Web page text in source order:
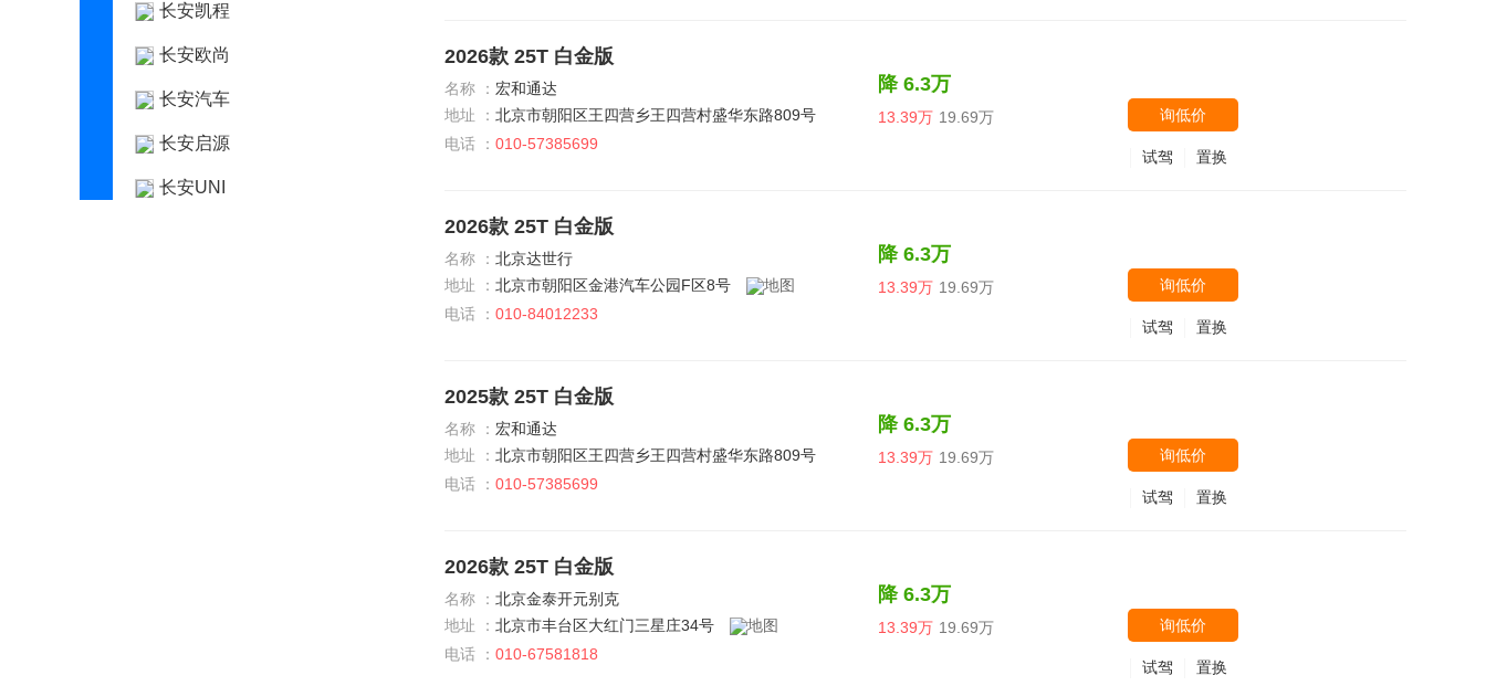
长安凯程
长安欧尚
长安汽车
长安启源
长安UNI
2026款 25T 白金版
名称 ： 宏和通达
地址 ： 北京市朝阳区王四营乡王四营村盛华东路809号，五方桥西，盛华检测场东，京哈4出口
电话 ： 010-57385699
降 6.3万
13.39万 19.69万 询低价
置换
试驾
2026款 25T 白金版
名称 ： 北京达世行
地址 ： 北京市朝阳区金港汽车公园F区8号
电话 ： 010-84012233
降 6.3万
13.39万 19.69万 询低价
置换
试驾
2025款 25T 白金版
名称 ： 宏和通达
地址 ： 北京市朝阳区王四营乡王四营村盛华东路809号，五方桥西，盛华检测场东，京哈4出口
电话 ： 010-57385699
降 6.3万
13.39万 19.69万 询低价
置换
试驾
2026款 25T 白金版
名称 ： 北京金泰开元别克
地址 ： 北京市丰台区大红门三星庄34号
电话 ： 010-67581818
降 6.3万
13.39万 19.69万 询低价
置换
试驾